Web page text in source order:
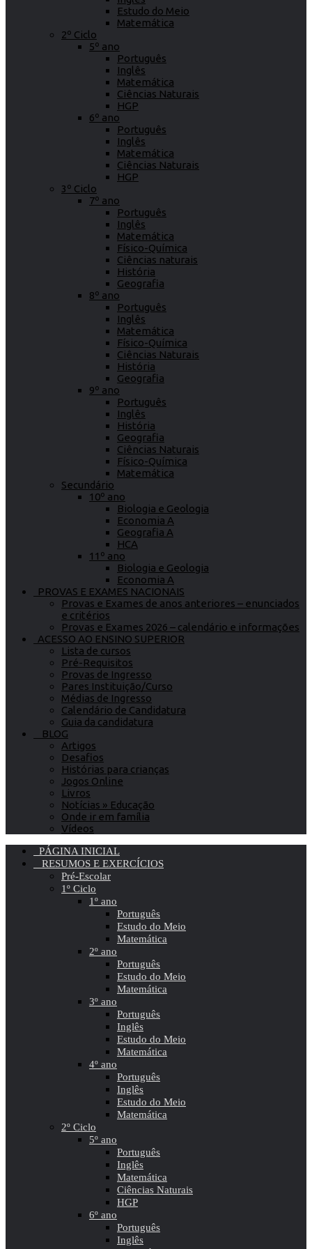
Estudo do Meio
Matemática
2º Ciclo
5º ano
Português
Inglês
Matemática
Ciências Naturais
HGP
6º ano
Português
Inglês
Matemática
Ciências Naturais
HGP
3º Ciclo
7º ano
Português
Inglês
Matemática
Físico-Química
Ciências naturais
História
Geografia
8º ano
Português
Inglês
Matemática
Físico-Química
Ciências Naturais
História
Geografia
9º ano
Português
Inglês
História
Geografia
Ciências Naturais
Físico-Química
Matemática
Secundário
10º ano
Biologia e Geologia
Economia A
Geografia A
HCA
11º ano
Biologia e Geologia
Economia A
PROVAS E EXAMES NACIONAIS
Provas e Exames de anos anteriores – enunciados
e critérios
Provas e Exames 2026 – calendário e informações
ACESSO AO ENSINO SUPERIOR
Lista de cursos
Pré-Requisitos
Provas de Ingresso
Pares Instituição/Curso
Médias de Ingresso
Calendário de Candidatura
Guia da candidatura
BLOG
Artigos
Desafios
Histórias para crianças
Jogos Online
Livros
Notícias » Educação
Onde ir em família
Vídeos
PÁGINA INICIAL
RESUMOS E EXERCÍCIOS
Pré-Escolar
1º Ciclo
1º ano
Português
Estudo do Meio
Matemática
2º ano
Português
Estudo do Meio
Matemática
3º ano
Português
Inglês
Estudo do Meio
Matemática
4º ano
Português
Inglês
Estudo do Meio
Matemática
2º Ciclo
5º ano
Português
Inglês
Matemática
Ciências Naturais
HGP
6º ano
Português
Inglês